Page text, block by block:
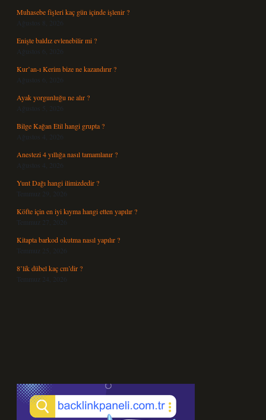
Muhasebe fişleri kaç gün içinde işlenir ?
Ağustos 8, 2026
Enişte baldız evlenebilir mi ?
Ağustos 6, 2026
Kur’an-ı Kerim bize ne kazandırır ?
Ağustos 6, 2026
Ayak yorgunluğu ne alır ?
Ağustos 5, 2026
Bilge Kağan Etil hangi grupta ?
Ağustos 4, 2026
Anestezi 4 yıllığa nasıl tamamlanır ?
Ağustos 4, 2026
Yunt Dağı hangi ilimizdedir ?
Temmuz 29, 2026
Köfte için en iyi kıyma hangi etten yapılır ?
Temmuz 27, 2026
Kitapta barkod okutma nasıl yapılır ?
Temmuz 25, 2026
8’lik dübel kaç cm’dir ?
Temmuz 24, 2026